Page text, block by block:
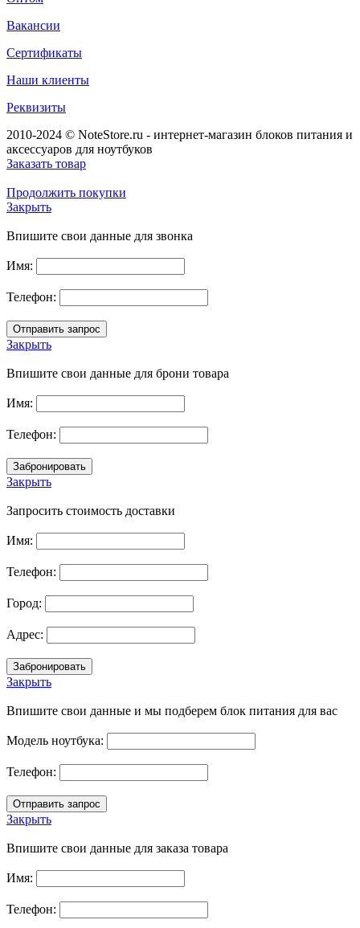
Вакансии
Сертификаты
Наши клиенты
Реквизиты
2010-2024 © NoteStore.ru - интернет-магазин блоков питания и
аксессуаров для ноутбуков
Заказать товар
Продолжить покупки
Закрыть
Впишите свои данные для звонка
Имя:
Телефон:
Закрыть
Впишите свои данные для брони товара
Имя:
Телефон:
Закрыть
Запросить стоимость доставки
Имя:
Телефон:
Город:
Адрес:
Закрыть
Впишите свои данные и мы подберем блок питания для вас
Модель ноутбука:
Телефон:
Закрыть
Впишите свои данные для заказа товара
Имя:
Телефон: